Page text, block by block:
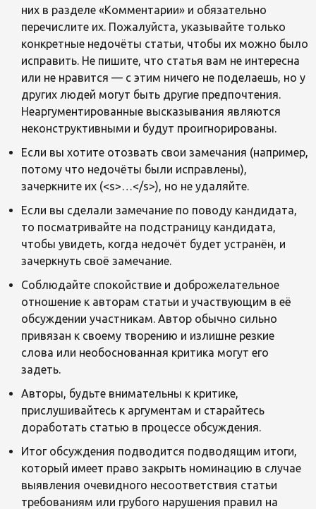
них в разделе «Комментарии» и обязательно
перечислите их. Пожалуйста, указывайте только
конкретные недочёты статьи, чтобы их можно было
исправить. Не пишите, что статья вам не интересна
или не нравится — с этим ничего не поделаешь, но у
других людей могут быть другие предпочтения.
Неаргументированные высказывания являются
неконструктивными и будут проигнорированы.
Если вы хотите отозвать свои замечания (например,
потому что недочёты были исправлены),
зачеркните их (<s>…</s>), но не удаляйте.
Если вы сделали замечание по поводу кандидата,
то посматривайте на подстраницу кандидата,
чтобы увидеть, когда недочёт будет устранён, и
зачеркнуть своё замечание.
Соблюдайте спокойствие и доброжелательное
отношение к авторам статьи и участвующим в её
обсуждении участникам. Автор обычно сильно
привязан к своему творению и излишне резкие
слова или необоснованная критика могут его
задеть.
Авторы, будьте внимательны к критике,
прислушивайтесь к аргументам и старайтесь
доработать статью в процессе обсуждения.
Итог обсуждения подводится подводящим итоги,
который имеет право закрыть номинацию в случае
выявления очевидного несоответствия статьи
требованиям или грубого нарушения правил на